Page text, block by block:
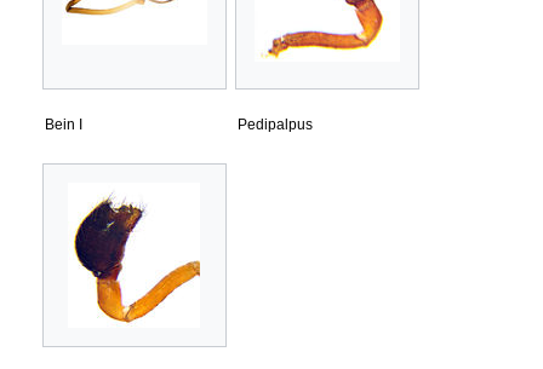
Bein I Pedipalpus